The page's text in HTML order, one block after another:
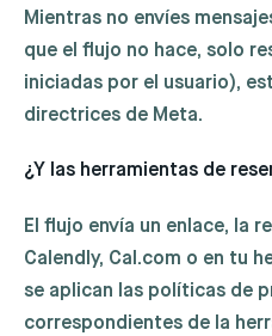
Mientras no envíes
que el flujo no hace, solo
iniciadas por el usuario),
directrices de Meta.
¿Y las herramientas de
El flujo envía un enlace, la
Calendly, Cal.com o en tu
se aplican las políticas de
correspondientes de la